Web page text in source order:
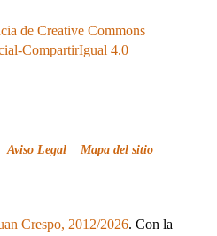
de Creative Commons
CompartirIgual 4.0
Aviso Legal Mapa del sitio
Crespo, 2012/2026. Con la